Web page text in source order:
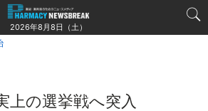
2026年8月8日（土）
上の選挙戦へ突入